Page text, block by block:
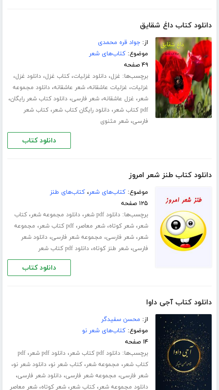
دانلود کتاب داغ شقایق
از:جواد قره محمدی
موضوع:کتاب‌های شعر
۴۹ صفحه
برچسب‌ها: غزل،دانلود غزلیات،کتاب غزل،دانلود غزل،
غزلیات، غزلیات عاشقانه،شعر عاشقانه،دانلود مجموعه
شعر، غزل عاشقانه،شعر فارسی،دانلود کتاب شعر رایگان،
pdf کتاب شعر ،دانلود رایگان کتاب شعر،کتاب شعر
فارسی،شعر مثنوی
دانلود کتاب
دانلود کتاب طنز شعر امروز
موضوع:کتاب‌های شعر،کتاب‌های طنز
۱۲۵ صفحه
برچسب‌ها:دانلود pdf شعر ،دانلود مجموعه شعر،کتاب
شعر،شعر کوتاه،شعر معاصر،pdf کتاب شعر ، مجموعه
شعر،شعر فارسی، مجموعه شعر فارسی،دانلود شعر
فارسی،شعر طنز کوتاه،دانلود pdf کتاب شعر
دانلود کتاب
دانلود کتاب آجی داوا
از: محسن سفیدگر
موضوع:کتاب‌های شعر نو
۱۴ صفحه
برچسب‌ها:دانلود pdf کتاب شعر ،دانلود pdf شعر ،pdf
کتاب شعر، مجموعه شعر،کتاب شعر نو،دانلود شعر نو،
شعر فارسی، مجموعه شعر فارسی،دانلود شعر فارسی،
دانلود مجموعه شعر،کتاب شعر،شعر کوتاه،شعر معاصر